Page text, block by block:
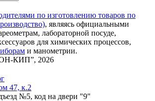
по изготовлению товаров по
, являясь официальными
лабораторной посуде,
для химических процессов,
и манометрии.
КИП”, 2026
47, к.2
№5, код на двери "9"